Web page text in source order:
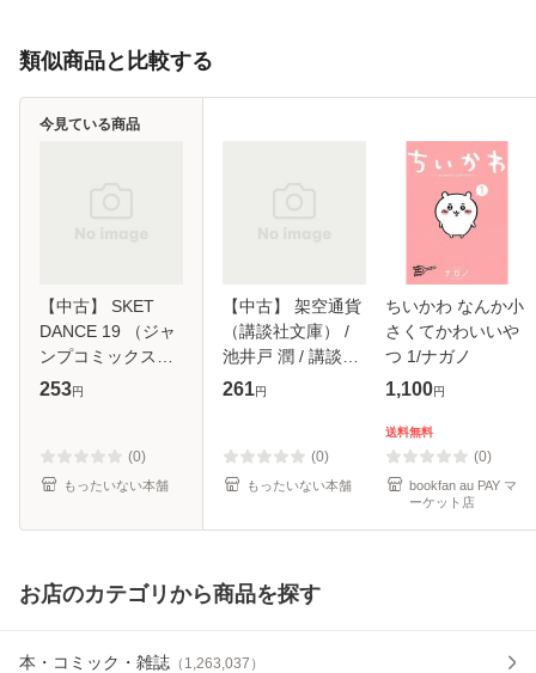
類似商品と比較する
【中古】 SKET
DANCE 19 （ジャ
ンプコミックス） /
篠原 健太 / 集英社
253円
(0)
もったいない本舗
今見ている商品
【中古】 架空通貨
（講談社文庫） /
池井戸 潤 / 講談社
[文庫]【メール便送
261円
(0)
もったいない本舗
ちいかわ なんか小
さくてかわいいや
つ 1/ナガノ
1,100円
送料無料
(0)
bookfan au PAY マ
ーケット店
お店のカテゴリから商品を探す
本・コミック・雑誌 （ 1,263,037 ）